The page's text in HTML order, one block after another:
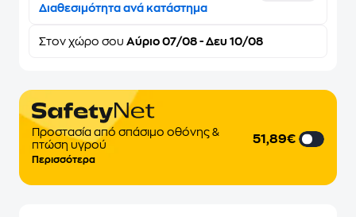
Διαθεσιμότητα ανά κατάστημα
Στον χώρο σου Αύριο 07/08 - Δευ 10/08
Προστασία από σπάσιμο οθόνης &
πτώση υγρού
Περισσότερα
51,89€